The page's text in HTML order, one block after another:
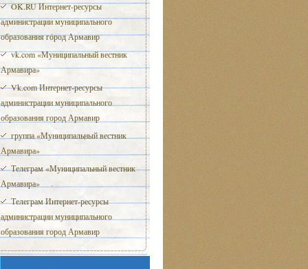
OK.RU Интернет-ресурсы
администрации муниципального
образования город Армавир
vk.com «Муниципальный вестник
Армавира»
Vk.com Интернет-ресурсы
администрации муниципального
образования город Армавир
группа «Муниципальный вестник
Армавира»
Телеграм «Муниципальный вестник
Армавира»
Телеграм Интернет-ресурсы
администрации муниципального
образования город Армавир